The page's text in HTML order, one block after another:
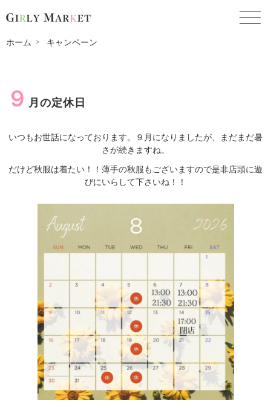
ホーム キャンペーン
９ 月の定休日
いつもお世話になっております。９月になりましたが、まだまだ暑
さが続きますね。
だけど秋服は着たい！！薄手の秋服もございますので是非店頭に遊
びにいらして下さいね！！